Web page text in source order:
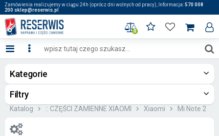
Zamówienia realizujemy w ciągu 24h (oprócz dni wolnych od pracy), Informacja:570 008
200 sklep@reserwis.pl
0
Kategorie
Filtry
Katalog :: CZĘŚCI ZAMIENNE XIAOMI Xiaomi Mi Note 2